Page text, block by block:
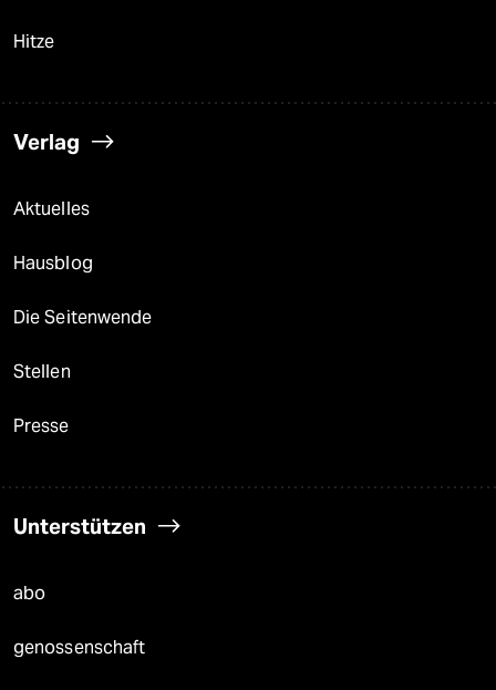
Hitze
Verlag
Aktuelles
Hausblog
Die Seitenwende
Stellen
Presse
Unterstützen
abo
genossenschaft